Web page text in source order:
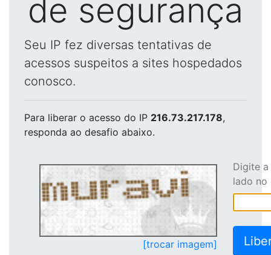
de segurança
Seu IP fez diversas tentativas de
acessos suspeitos a sites hospedados
conosco.
Para liberar o acesso do IP 216.73.217.178,
responda ao desafio abaixo.
[trocar imagem]
Digite
lado no